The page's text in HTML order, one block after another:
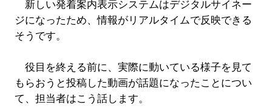
新しい発着案内表示システムはデジタルサイネー
ジになったため、情報がリアルタイムで反映できる
そうです。
役目を終える前に、実際に動いている様子を見て
もらおうと投稿した動画が話題になったことについ
て、担当者はこう話します。